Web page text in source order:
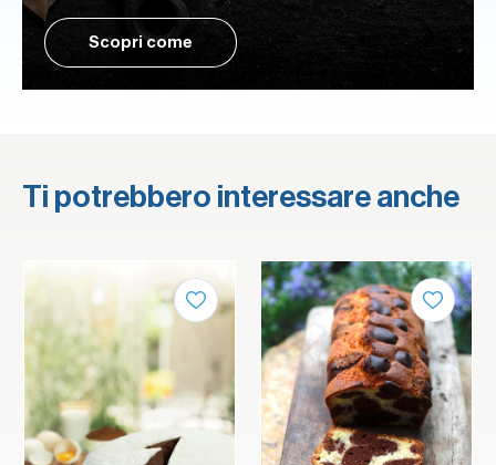
Scopri come
Ti potrebbero interessare anche